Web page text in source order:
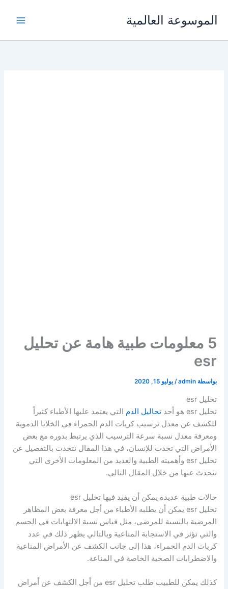
الموسوعة العالمية
5 معلومات طبية هامة عن تحليل
esr
بواسطة admin
/يوليو 15, 2020
تحليل esr
تحليل esr هو أحد
تحاليل الدم التي يعتمد عليها الأطباء كثيراً
للكشف عن معدل ترسيب كريات الدم الحمراء في الخلايا الدموية
ومعرفة معدل نسبة سرعة الترسيب الذي يرتبط بدوره مع بعض
الأمراض التي تحدث للإنسان، في هذا المقال نتحدث بالتفصيل عن
تحليل esr وأهميته الطبية والعديد من المعلومات الأخرى التي
نتحدث عنها من خلال المقال التالي.
حالات طبية عديدة يمكن أن يفيد فيها تحليل esr
تحليل esr يمكن أن يطلبه الأطباء من أجل معرفة بعض المظاهر
المرضية بالنسبة للمرضى، مثل قياس نسبة الالتهابات في الجسم
والتي تؤثر في الاستجابة المناعية وبالتالي يظهر ذلك في عدد
كريات الدم الحمراء، هذا إلى جانب الكشف عن الأمراض المناعية
والاضطرابات الصحية الخاصة في المناعة.
كذلك يمكن للطبيب طلب تحليل esr من أجل الكشف عن أمراض